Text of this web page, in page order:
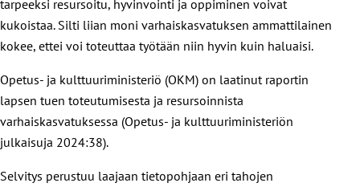
tarpeeksi resursoitu, hyvinvointi ja oppiminen voivat
kukoistaa. Silti liian moni varhaiskasvatuksen ammattilainen
kokee, ettei voi toteuttaa työtään niin hyvin kuin haluaisi.
Opetus- ja kulttuuriministeriö (OKM) on laatinut raportin
lapsen tuen toteutumisesta ja resursoinnista
varhaiskasvatuksessa (Opetus- ja kulttuuriministeriön
julkaisuja 2024:38).
Selvitys perustuu laajaan tietopohjaan eri tahojen